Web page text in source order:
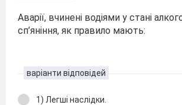
Аварії, вчинені водіями у стані
сп’яніння, як правило мають:
варіанти відповідей
1) Легші наслідки.